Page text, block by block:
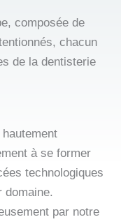
composée de
chacun
de la dentisterie
à se former
technologiques
domaine.
par notre